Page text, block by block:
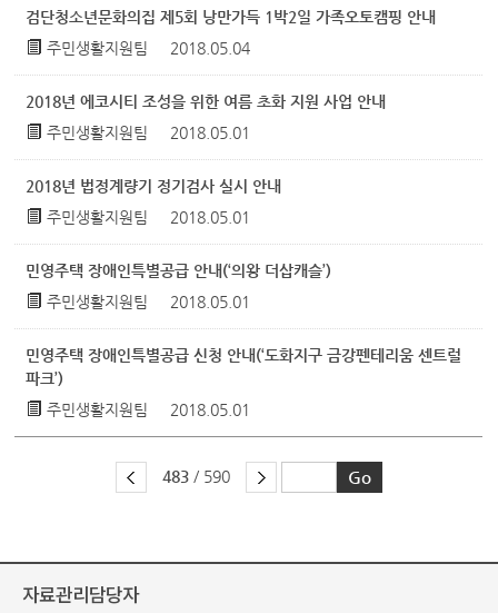
검단청소년문화의집 제5회 낭만가득 1박2일 가족오토캠핑 안내
주민생활지원팀
2018.05.04
2018년 에코시티 조성을 위한 여름 초화 지원 사업 안내
주민생활지원팀
2018.05.01
2018년 법정계량기 정기검사 실시 안내
주민생활지원팀
2018.05.01
민영주택 장애인특별공급 안내(‘의왕 더삽캐슬’)
주민생활지원팀
2018.05.01
민영주택 장애인특별공급 신청 안내(‘도화지구 금강펜테리움 센트럴
파크’)
주민생활지원팀
2018.05.01
483 / 590
자료관리담당자